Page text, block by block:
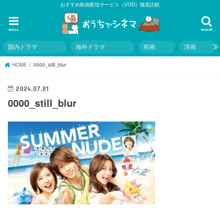
おすすめ動画配信サービス（VOD）徹底比較
search
menu
国内ドラマ 海外ドラマ 邦画 洋画
HOME 0000_still_blur
2024.07.21
0000_still_blur